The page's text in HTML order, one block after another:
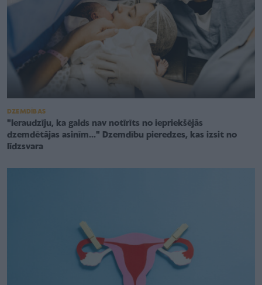
DZEMDĪBAS
"Ieraudzīju, ka galds nav notīrīts no iepriekšējās
dzemdētājas asinīm..." Dzemdību pieredzes, kas izsit no
līdzsvara